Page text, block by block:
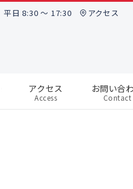
平日 8:30 ～ 17:30 アクセス
アクセス
Access
お問い合
Contact